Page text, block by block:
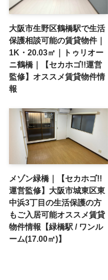
大阪市生野区鶴橋駅で生活
保護相談可能の賃貸物件｜
1K・20.03㎡｜トゥリオー
ニ鶴橋｜【セカホゴ!!運営
監修】オススメ賃貸物件情
報
メゾン緑橋｜【セカホゴ!!
運営監修】大阪市城東区東
中浜3丁目の生活保護の方
もご入居可能オススメ賃貸
物件情報【緑橋駅 / ワンル
ーム(17.00㎡)】